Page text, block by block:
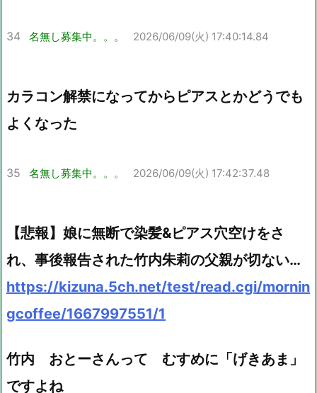
34 名無し募集中。。。 2026/06/09(火) 17:40:14.84
カラコン解禁になってからピアスとかどうでも
よくなった
35 名無し募集中。。。 2026/06/09(火) 17:42:37.48
【悲報】娘に無断で染髪&ピアス穴空けをさ
れ、事後報告された竹内朱莉の父親が切ない…
https://kizuna.5ch.net/test/read.cgi/mornin
gcoffee/1667997551/1
竹内 おとーさんって むすめに「げきあま」
ですよね